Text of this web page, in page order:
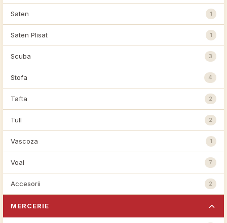
Saten 1
Saten Plisat 1
Scuba 3
Stofa 4
Tafta 2
Tull 2
Vascoza 1
Voal 7
Accesorii 2
MERCERIE